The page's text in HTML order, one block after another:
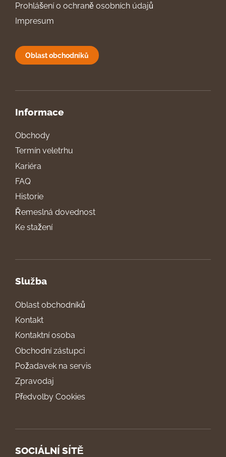
Prohlášení o ochraně osobních údajů
Impresum
Oblast obchodníků
Informace
Obchody
Termín veletrhu
Kariéra
FAQ
Historie
Řemeslná dovednost
Ke stažení
Služba
Oblast obchodníků
Kontakt
Kontaktní osoba
Obchodní zástupci
Požadavek na servis
Zpravodaj
Předvolby Cookies
SOCIÁLNÍ SÍTĚ